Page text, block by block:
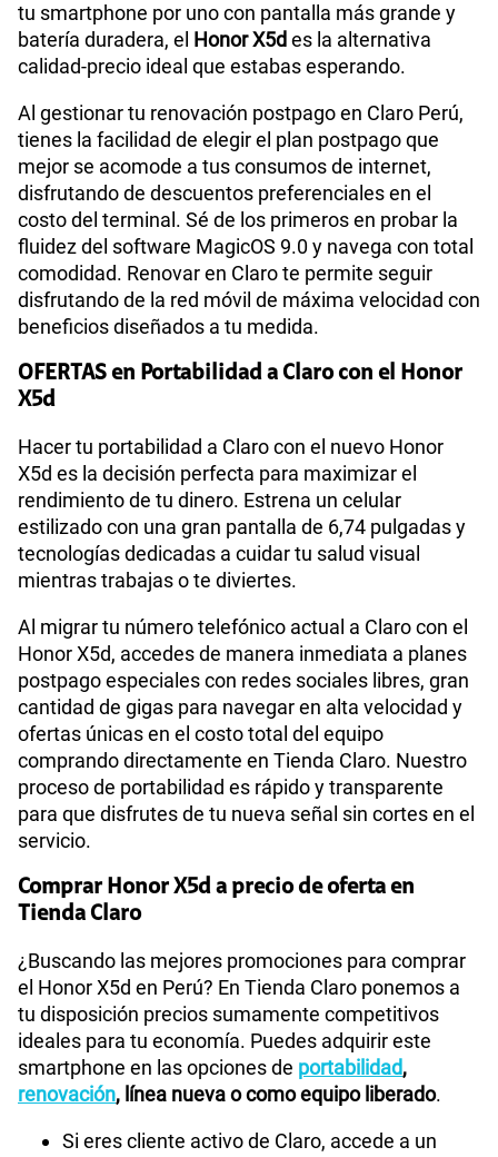
tu smartphone por uno con pantalla más grande y
batería duradera, el Honor X5d es la alternativa
calidad-precio ideal que estabas esperando.
Al gestionar tu renovación postpago en Claro Perú,
tienes la facilidad de elegir el plan postpago que
mejor se acomode a tus consumos de internet,
disfrutando de descuentos preferenciales en el
costo del terminal. Sé de los primeros en probar la
fluidez del software MagicOS 9.0 y navega con total
comodidad. Renovar en Claro te permite seguir
disfrutando de la red móvil de máxima velocidad con
beneficios diseñados a tu medida.
OFERTAS en Portabilidad a Claro con el Honor
X5d
Hacer tu portabilidad a Claro con el nuevo Honor
X5d es la decisión perfecta para maximizar el
rendimiento de tu dinero. Estrena un celular
estilizado con una gran pantalla de 6,74 pulgadas y
tecnologías dedicadas a cuidar tu salud visual
mientras trabajas o te diviertes.
Al migrar tu número telefónico actual a Claro con el
Honor X5d, accedes de manera inmediata a planes
postpago especiales con redes sociales libres, gran
cantidad de gigas para navegar en alta velocidad y
ofertas únicas en el costo total del equipo
comprando directamente en Tienda Claro. Nuestro
proceso de portabilidad es rápido y transparente
para que disfrutes de tu nueva señal sin cortes en el
servicio.
Comprar Honor X5d a precio de oferta en
Tienda Claro
¿Buscando las mejores promociones para comprar
el Honor X5d en Perú? En Tienda Claro ponemos a
tu disposición precios sumamente competitivos
ideales para tu economía. Puedes adquirir este
smartphone en las opciones de portabilidad,
renovación, línea nueva o como equipo liberado.
Si eres cliente activo de Claro, accede a un